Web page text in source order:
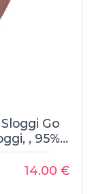
Go
, 95%
14.00 €